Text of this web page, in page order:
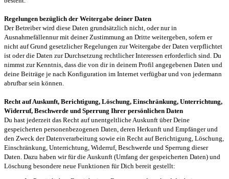
Regelungen bezüglich der Weitergabe deiner Daten
Der Betreiber wird diese Daten grundsätzlich nicht, oder nur in
Ausnahmefällennur mit deiner Zustimmung an Dritte weitergeben, sofern er
nicht auf Grund gesetzlicher Regelungen zur Weitergabe der Daten verpflichtet
ist oder die Daten zur Durchsetzung rechtlicher Interessen erforderlich sind. Du
nimmst zur Kenntnis, dass die von dir in deinem Profil angegebenen Daten und
deine Beiträge je nach Konfiguration im Internet verfügbar und von jedermann
abrufbar sein können.
Recht auf Auskunft, Berichtigung, Löschung, Einschränkung, Unterrichtung,
Widerruf, Beschwerde und Sperrung Ihrer persönlichen Daten
Du hast jederzeit das Recht auf unentgeltliche Auskunft über Deine
gespeicherten personenbezogenen Daten, deren Herkunft und Empfänger und
den Zweck der Datenverarbeitung sowie ein Recht auf Berichtigung, Löschung,
Einschränkung, Unterrichtung, Widerruf, Beschwerde und Sperrung dieser
Daten. Dazu haben wir für die Auskunft (Umfang der gespeicherten Daten) und
Löschung besondere neue Funktionen für Dich bereit gestellt: